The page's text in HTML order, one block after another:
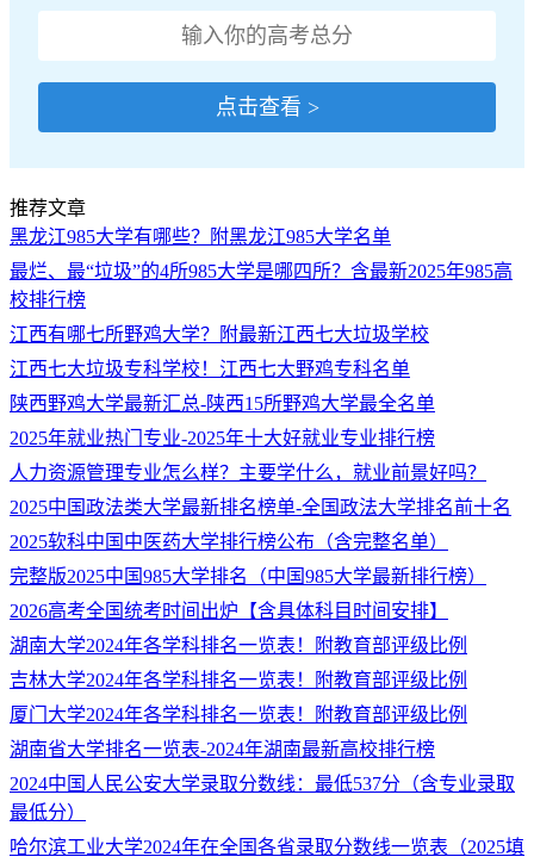
点击查看 >
推荐文章
黑龙江985大学有哪些？附黑龙江985大学名单
最烂、最“垃圾”的4所985大学是哪四所？含最新2025年985高
校排行榜
江西有哪七所野鸡大学？附最新江西七大垃圾学校
江西七大垃圾专科学校！江西七大野鸡专科名单
陕西野鸡大学最新汇总-陕西15所野鸡大学最全名单
2025年就业热门专业-2025年十大好就业专业排行榜
人力资源管理专业怎么样？主要学什么，就业前景好吗？
2025中国政法类大学最新排名榜单-全国政法大学排名前十名
2025软科中国中医药大学排行榜公布（含完整名单）
完整版2025中国985大学排名（中国985大学最新排行榜）
2026高考全国统考时间出炉【含具体科目时间安排】
湖南大学2024年各学科排名一览表！附教育部评级比例
吉林大学2024年各学科排名一览表！附教育部评级比例
厦门大学2024年各学科排名一览表！附教育部评级比例
湖南省大学排名一览表-2024年湖南最新高校排行榜
2024中国人民公安大学录取分数线：最低537分（含专业录取
最低分）
哈尔滨工业大学2024年在全国各省录取分数线一览表（2025填